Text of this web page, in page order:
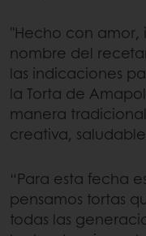
"Hecho con amor,
nombre del
las indicaciones
la Torta de
manera
creativa,
“Para esta fecha
pensamos tortas
todas las